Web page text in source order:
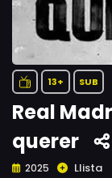
13+ SUB
Real
querer
2025 Llista